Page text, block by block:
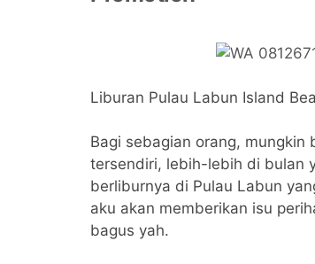
Liburan Pulau Labun Island
Bagi sebagian orang,
tersendiri, lebih-lebih di bulan
berliburnya di Pulau Labun
aku akan memberikan isu
bagus yah.